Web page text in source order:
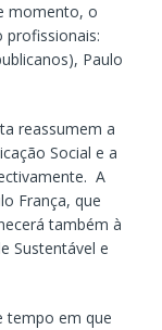
momento, o
Paulo
reassumem a
Social e a
A
França, que
também à
Sustentável e
tempo em que